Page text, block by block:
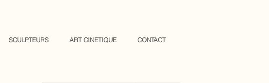
SCULPTEURS ART CINETIQUE CONTACT